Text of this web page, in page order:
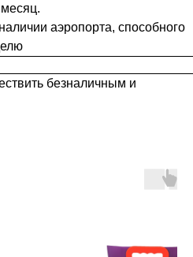
аэропорта, способного
безналичным и